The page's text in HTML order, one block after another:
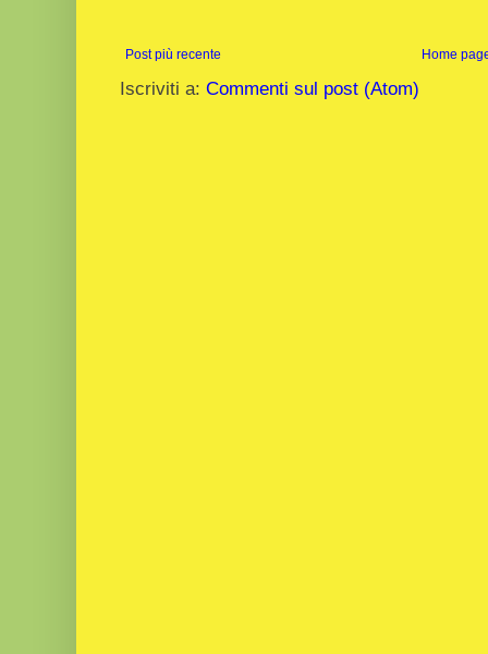
Post più recente Home
Iscriviti a: Commenti sul post (Atom)